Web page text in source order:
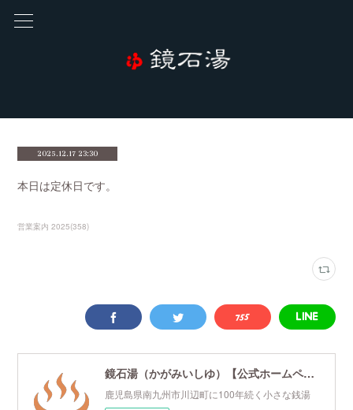
2025.12.17 23:30
本日は定休日です。
営業案内 2025(358)
鏡石湯（かがみいしゆ）【公式ホームページ】
鹿児島県南九州市川辺町に100年続く小さな銭湯